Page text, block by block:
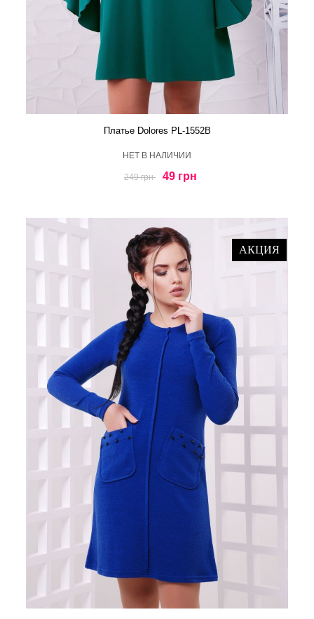
Платье Dolores PL-1552B
HЕТ В НАЛИЧИИ
249 грн 49 грн
АКЦИЯ